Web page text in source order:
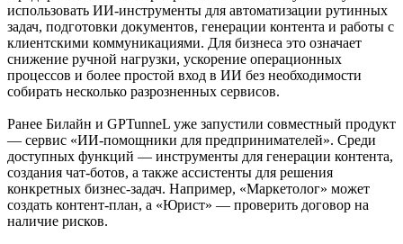
использовать ИИ-инструменты для автоматизации рутинных
задач, подготовки документов, генерации контента и работы с
клиентскими коммуникациями. Для бизнеса это означает
снижение ручной нагрузки, ускорение операционных
процессов и более простой вход в ИИ без необходимости
собирать несколько разрозненных сервисов.
Ранее Билайн и GPTunneL уже запустили совместный продукт
— сервис «ИИ-помощники для предпринимателей». Среди
доступных функций — инструменты для генерации контента,
создания чат-ботов, а также ассистенты для решения
конкретных бизнес-задач. Например, «Маркетолог» может
создать контент-план, а «Юрист» — проверить договор на
наличие рисков.